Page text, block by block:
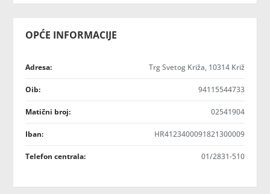
OPĆE INFORMACIJE
Adresa: Trg Svetog Križa, 10314 Križ
Oib: 94115544733
Matični broj: 02541904
Iban: HR4123400091821300009
Telefon centrala: 01/2831-510